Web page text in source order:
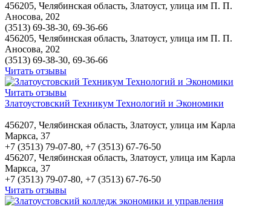
456205, Челябинская область, Златоуст, улица им П. П.
Аносова, 202
(3513) 69-38-30, 69-36-66
456205, Челябинская область, Златоуст, улица им П. П.
Аносова, 202
(3513) 69-38-30, 69-36-66
Читать отзывы
Читать отзывы
Златоустовский Техникум Технологий и Экономики
456207, Челябинская область, Златоуст, улица им Карла
Маркса, 37
+7 (3513) 79-07-80, +7 (3513) 67-76-50
456207, Челябинская область, Златоуст, улица им Карла
Маркса, 37
+7 (3513) 79-07-80, +7 (3513) 67-76-50
Читать отзывы